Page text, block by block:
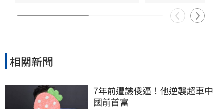
好運勢，建議民眾把握良機，為下半年佈局求
財。
相關新聞
7年前遭譏傻逼！他逆襲超車中
國前首富